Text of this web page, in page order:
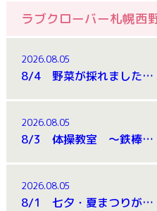
ラブクローバー札幌西
2026.08.05
8/4 野菜が採れました！！🥒
2026.08.05
8/3 体操教室 ～鉄棒編～
2026.08.05
8/1 七夕・夏まつりが開催されました。